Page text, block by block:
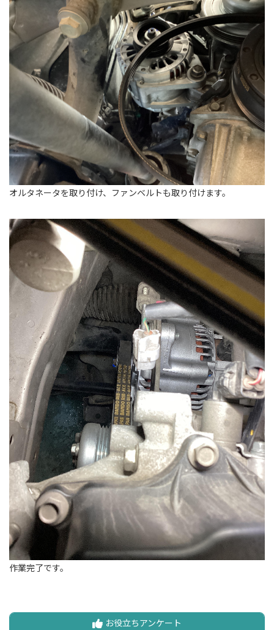
オルタネータを取り付け、ファンベルトも取り付けます。
作業完了です。
お役立ちアンケート